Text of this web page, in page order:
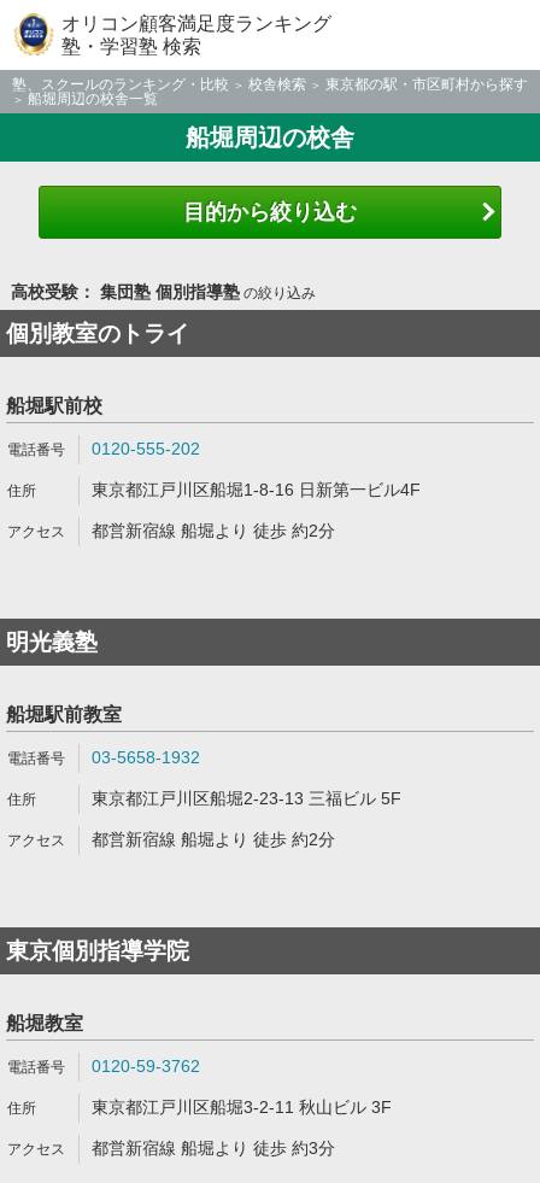
オリコン顧客満足度ランキング
塾・学習塾 検索
塾、スクールのランキング・比較 校舎検索
東京都の駅・市区町村から探す
船堀周辺の校舎一覧
船堀周辺の校舎
目的から絞り込む
高校受験： 集団塾 個別指導塾の絞り込み
個別教室のトライ
船堀駅前校
0120-555-202
東京都江戸川区船堀1-8-16 日新第一ビル4F
都営新宿線 船堀より 徒歩 約2分
明光義塾
船堀駅前教室
03-5658-1932
東京都江戸川区船堀2-23-13 三福ビル 5F
都営新宿線 船堀より 徒歩 約2分
東京個別指導学院
船堀教室
0120-59-3762
東京都江戸川区船堀3-2-11 秋山ビル 3F
都営新宿線 船堀より 徒歩 約3分